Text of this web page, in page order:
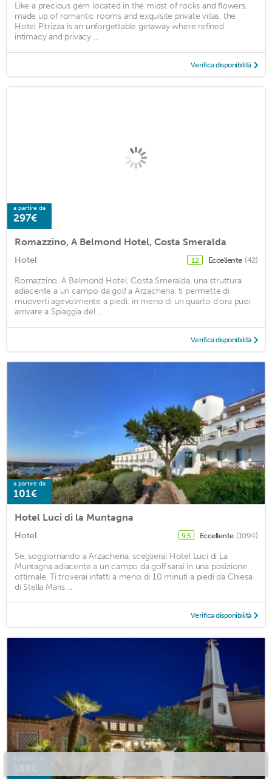
Like a precious gem located in the midst of rocks and flowers,
made up of romantic rooms and exquisite private villas, the
Hotel Pitrizza is an unforgettable getaway where refined
intimacy and privacy ...
Verifica disponibilità
a partire da
297€
Romazzino, A Belmond Hotel, Costa Smeralda
Hotel 12 Eccellente (42)
Romazzino, A Belmond Hotel, Costa Smeralda, una struttura
adiacente a un campo da golf a Arzachena, ti permette di
muoverti agevolmente a piedi: in meno di un quarto d'ora puoi
arrivare a Spiaggia del ...
Verifica disponibilità
a partire da
101€
Hotel Luci di la Muntagna
Hotel 9,5 Eccellente (1094)
Se, soggiornando a Arzachena, sceglierai Hotel Luci di La
Muntagna adiacente a un campo da golf sarai in una posizione
ottimale. Ti troverai infatti a meno di 10 minuti a piedi da Chiesa
di Stella Maris ...
Verifica disponibilità
a partire da
189€